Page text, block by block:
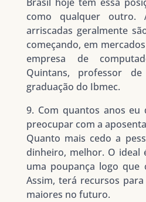
como qualquer outro.
arriscadas geralmente
começando, em
empresa de
Quintans, professor
graduação do Ibmec.
9. Com quantos anos eu
preocupar com a
Quanto mais cedo a
dinheiro, melhor. O ideal
uma poupança logo que
Assim, terá recursos
maiores no futuro.